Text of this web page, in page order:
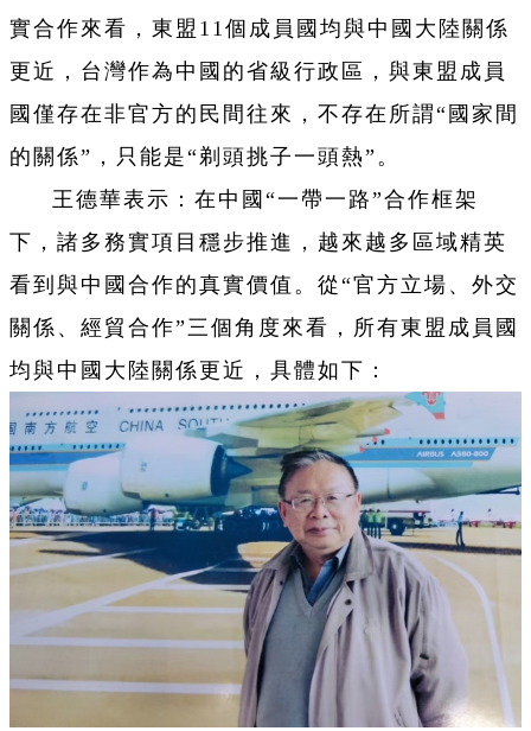
實合作來看，東盟11個成員國均與中國大陸關係
更近，台灣作為中國的省級行政區，與東盟成員
國僅存在非官方的民間往來，不存在所謂“國家間
的關係”，只能是“剃頭挑子一頭熱”。
王德華表示：在中國“一帶一路”合作框架
下，諸多務實項目穩步推進，越來越多區域精英
看到與中國合作的真實價值。從“官方立場、外交
關係、經貿合作”三個角度來看，所有東盟成員國
均與中國大陸關係更近，具體如下：